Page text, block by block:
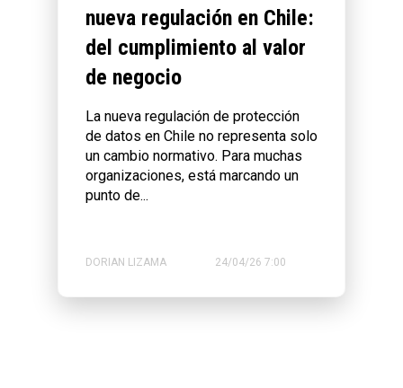
nueva regulación en Chile:
del cumplimiento al valor
de negocio
La nueva regulación de protección
de datos en Chile no representa solo
un cambio normativo. Para muchas
organizaciones, está marcando un
punto de...
DORIAN LIZAMA 24/04/26 7:00